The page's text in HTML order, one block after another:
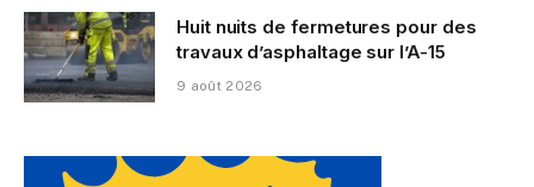
Huit nuits de fermetures pour des
travaux d’asphaltage sur l’A-15
9 août 2026